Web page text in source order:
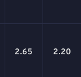
2.65 2.20